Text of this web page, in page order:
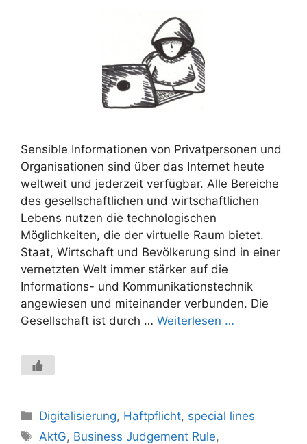
Sensible Informationen von Privatpersonen und
Organisationen sind über das Internet heute
weltweit und jederzeit verfügbar. Alle Bereiche
des gesellschaftlichen und wirtschaftlichen
Lebens nutzen die technologischen
Möglichkeiten, die der virtuelle Raum bietet.
Staat, Wirtschaft und Bevölkerung sind in einer
vernetzten Welt immer stärker auf die
Informations- und Kommunikationstechnik
angewiesen und miteinander verbunden. Die
Gesellschaft ist durch … Weiterlesen …
Kategorien
Digitalisierung, Haftpflicht, special lines
Schlagwörter
AktG, Business Judgement Rule,